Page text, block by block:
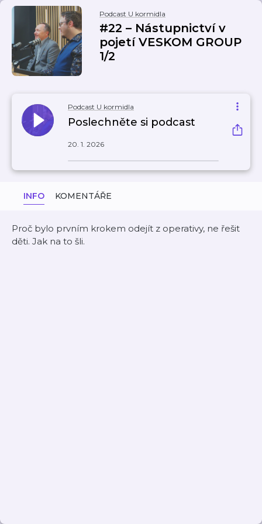
Podcast U kormidla
#22 – Nástupnictví v
pojetí VESKOM GROUP
1/2
Podcast U kormidla
Poslechněte si podcast
20. 1. 2026
INFO KOMENTÁŘE
Proč bylo prvním krokem odejít z operativy, ne řešit
děti. Jak na to šli.